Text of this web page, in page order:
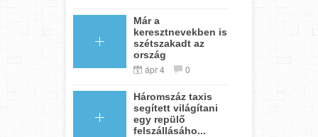
Már a
keresztnevekben is
szétszakadt az
ország
ápr 4 0
Háromszáz taxis
segített világítani
egy repülő
felszállásáho...